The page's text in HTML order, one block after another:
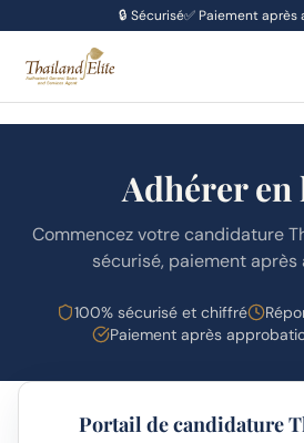
🔒 Sécurisé✅ Paiement
Adhérer en
Commencez votre candidature
sécurisé, paiement
100% sécurisé et chiffré
Paiement après
Portail de candidature